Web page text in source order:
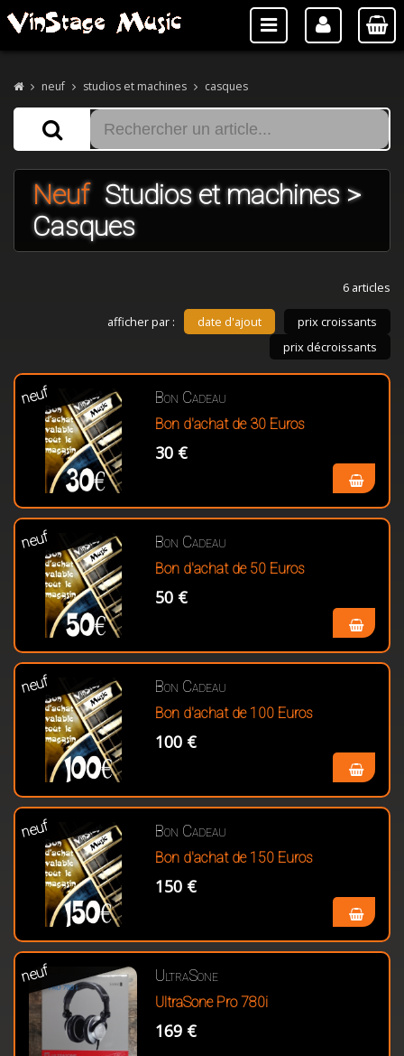
neuf studios et machines casques
Neuf Studios et machines >
Casques
6 articles
afficher par : date d'ajout
prix croissants
prix décroissants
neuf Bon Cadeau
Bon d'achat de 30 Euros
30 €
neuf Bon Cadeau
Bon d'achat de 50 Euros
50 €
neuf Bon Cadeau
Bon d'achat de 100 Euros
100 €
neuf Bon Cadeau
Bon d'achat de 150 Euros
150 €
neuf UltraSone
UltraSone Pro 780i
169 €